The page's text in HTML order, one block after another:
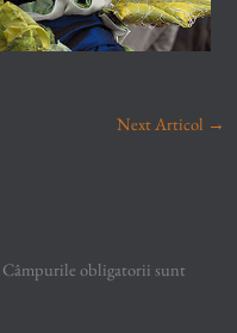
Next Articol →
Câmpurile obligatorii sunt